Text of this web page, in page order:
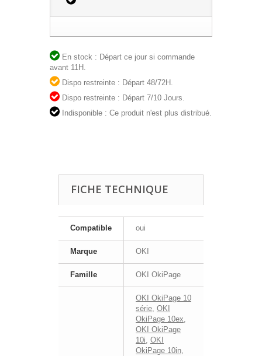
En stock : Départ ce jour si commande
avant 11H.
Dispo restreinte : Départ 48/72H.
Dispo restreinte : Départ 7/10 Jours.
Indisponible : Ce produit n'est plus distribué.
FICHE TECHNIQUE
Compatible oui
Marque OKI
Famille OKI OkiPage
OKI OkiPage 10
série, OKI
OkiPage 10ex,
OKI OkiPage
10i, OKI
OkiPage 10in,